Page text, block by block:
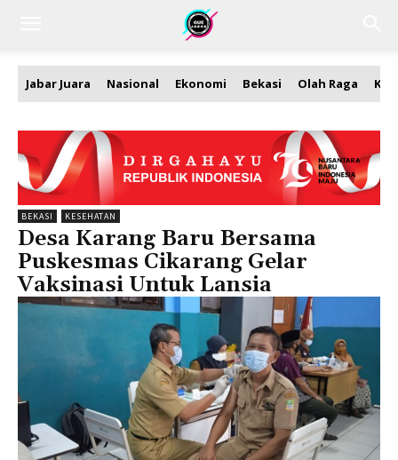
Jabar Juara Nasional Ekonomi Bekasi Olah Raga
BEKASI KESEHATAN
Desa Karang Baru Bersama
Puskesmas Cikarang Gelar
Vaksinasi Untuk Lansia